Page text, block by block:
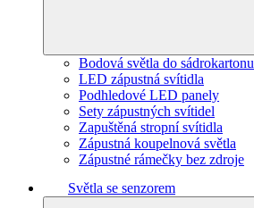
Bodová světla do sádrokartonu
LED zápustná svítidla
Podhledové LED panely
Sety zápustných svítidel
Zapuštěná stropní svítidla
Zápustná koupelnová světla
Zápustné rámečky bez zdroje
Světla se senzorem